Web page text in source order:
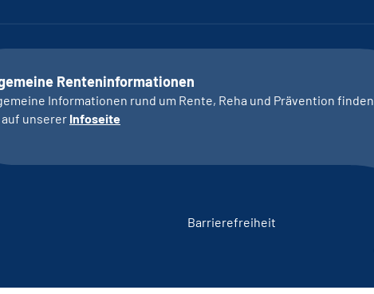
Renteninformationen
Informationen rund um Rente, Reha und Prävention finden
auf unserer Infoseite
Barrierefreiheit